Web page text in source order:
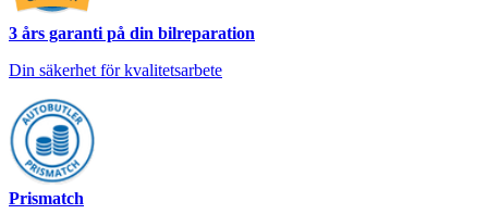
3 års garanti på din bilreparation
Din säkerhet för kvalitetsarbete
Prismatch